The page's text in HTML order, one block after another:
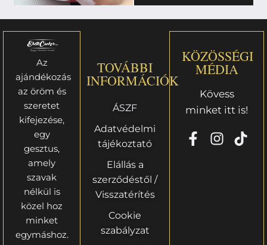
Az
ajándékozás
az öröm és
szeretet
kifejezése,
egy
gesztus,
amely
szavak
nélkül is
közel hoz
minket
egymáshoz.
TOVÁBBI
INFORMÁCIÓK
ÁSZF
Adatvédelmi
tájékoztató
Elállás a
szerződéstől /
Visszatérítés
Cookie
szabályzat
KÖZÖSSÉGI
MÉDIA
Kövess
minket itt is!